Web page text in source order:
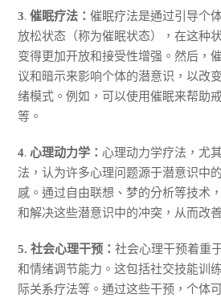
3.催眠疗法：催眠疗法是通过引导个
放松状态（称为催眠状态），在这种
变得更加开放和接受性增强。然后，
议和暗示来影响个体的潜意识，以改
绪模式。例如，可以使用催眠来帮助
等。
4.心理动力学： 心理动力学疗法，尤
法，认为许多心理问题源于潜意识中
感。通过自由联想、梦的分析等技术
和解决这些潜意识中的冲突，从而改
5. 社会心理干预：社会心理干预着重
和情绪调节能力。这包括社交技能训
际关系疗法等。通过这些干预，个体